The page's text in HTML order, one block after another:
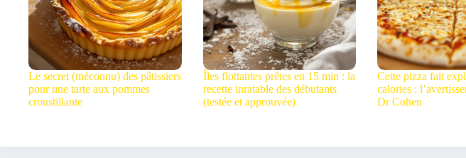
Le secret (méconnu) des pâtissiers
pour une tarte aux pommes
croustillante
Îles flottantes prêtes en 15 min : la
recette inratable des débutants
(testée et approuvée)
Cette pizza fait
calories :
Dr Cohen